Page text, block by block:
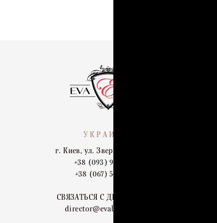
УКРАИНА:
г. Киев, ул. Зверинецкая, 68/2
+38 (093) 909 82 63
+38 (067) 502 29 33
СВЯЗАТЬСЯ С ДИРЕКТОРОМ:
director@evabykova.com